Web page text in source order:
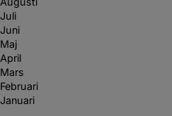
Juli
Juni
Maj
April
Mars
Februari
Januari